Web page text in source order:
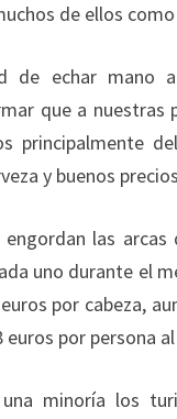
de ellos
de echar mano
que a nuestras
principalmente
y buenos
engordan las
uno durante el
por cabeza,
euros por persona
una minoría los